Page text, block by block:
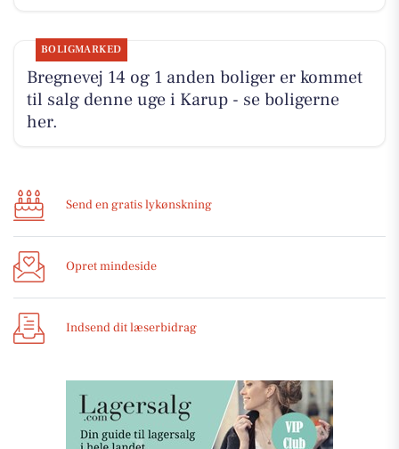
BOLIGMARKED
Bregnevej 14 og 1 anden boliger er kommet
til salg denne uge i Karup - se boligerne
her.
Send en gratis lykønskning
Opret mindeside
Indsend dit læserbidrag